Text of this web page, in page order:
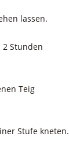
lassen.
Stunden
Teig
Stufe kneten.